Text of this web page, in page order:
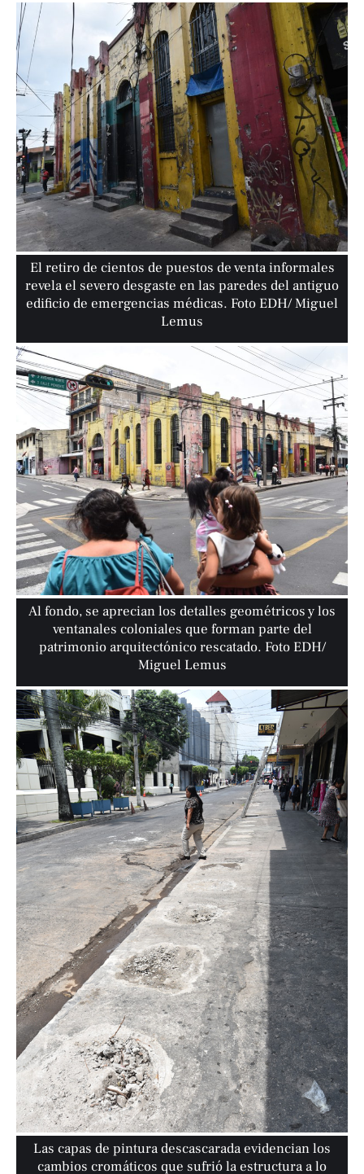
El retiro de cientos de puestos de venta informales
revela el severo desgaste en las paredes del antiguo
edificio de emergencias médicas. Foto EDH/ Miguel
Lemus
Al fondo, se aprecian los detalles geométricos y los
ventanales coloniales que forman parte del
patrimonio arquitectónico rescatado. Foto EDH/
Miguel Lemus
Las capas de pintura descascarada evidencian los
cambios cromáticos que sufrió la estructura a lo